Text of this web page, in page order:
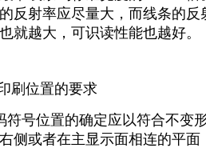
反射率应尽量大，而线条的
就越大，可识读性能也越好。
刷位置的要求
符号位置的确定应以符合不变
侧或者在主显示面相连的平